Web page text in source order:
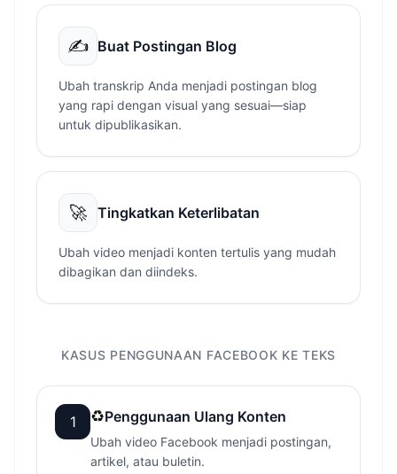
✍️ Buat Postingan Blog
Ubah transkrip Anda menjadi postingan blog
yang rapi dengan visual yang sesuai—siap
untuk dipublikasikan.
🚀 Tingkatkan Keterlibatan
Ubah video menjadi konten tertulis yang mudah
dibagikan dan diindeks.
KASUS PENGGUNAAN FACEBOOK KE TEKS
1 ♻️Penggunaan Ulang Konten
Ubah video Facebook menjadi postingan,
artikel, atau buletin.